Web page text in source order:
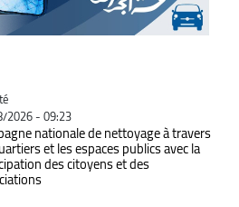
2026 - 09:23
nationale de nettoyage à travers
et les espaces publics avec la
des citoyens et des